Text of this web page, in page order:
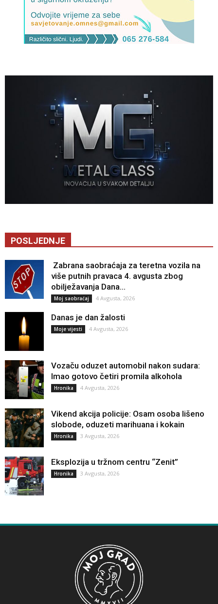
POSLJEDNJE
Zabrana saobraćaja za teretna vozila na
više putnih pravaca 4. avgusta zbog
obilježavanja Dana...
Moj saobraćaj 4 Avgusta, 2026
Danas je dan žalosti
Moje vijesti 4 Avgusta, 2026
Vozaču oduzet automobil nakon sudara:
Imao gotovo četiri promila alkohola
Hronika 4 Avgusta, 2026
Vikend akcija policije: Osam osoba lišeno
slobode, oduzeti marihuana i kokain
Hronika 3 Avgusta, 2026
Eksplozija u tržnom centru “Zenit”
Hronika 3 Avgusta, 2026